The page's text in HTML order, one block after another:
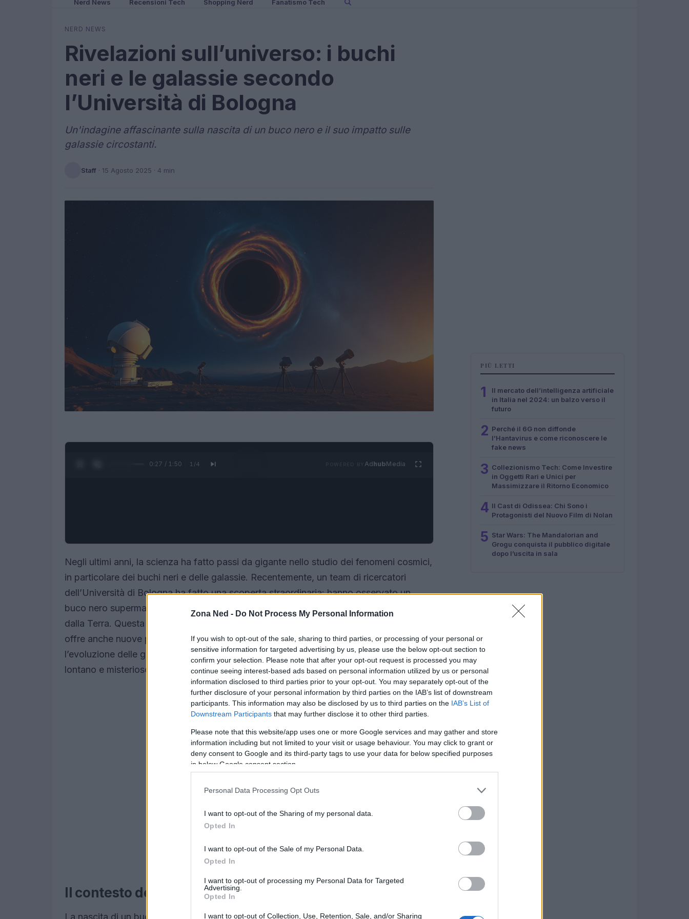
Zona Ned - Do Not Process My Personal Information
If you wish to opt-out of the sale, sharing to third parties, or processing of your personal or
sensitive information for targeted advertising by us, please use the below opt-out section to
confirm your selection. Please note that after your opt-out request is processed you may
continue seeing interest-based ads based on personal information utilized by us or personal
information disclosed to third parties prior to your opt-out. You may separately opt-out of the
further disclosure of your personal information by third parties on the IAB’s list of downstream
participants. This information may also be disclosed by us to third parties on the IAB’s List of
Downstream Participants that may further disclose it to other third parties.
Please note that this website/app uses one or more Google services and may gather and store
information including but not limited to your visit or usage behaviour. You may click to grant or
deny consent to Google and its third-party tags to use your data for below specified purposes
in below Google consent section.
Personal Data Processing Opt Outs
I want to opt-out of the Sharing of my personal data.
Opted In
I want to opt-out of the Sale of my Personal Data.
Opted In
I want to opt-out of processing my Personal Data for Targeted
Advertising.
Opted In
I want to opt-out of Collection, Use, Retention, Sale, and/or Sharing
Nerd News Recensioni Tech Shopping Nerd Fanatismo Tech
NERD NEWS
Rivelazioni sull’universo: i buchi
neri e le galassie secondo
l’Università di Bologna
Un'indagine affascinante sulla nascita di un buco nero e il suo impatto sulle
galassie circostanti.
Staff · 15 Agosto 2025 · 4 min
0:28 / 1:50 1 /4 AdhubMedia
Negli ultimi anni, la scienza ha fatto passi da gigante nello studio dei fenomeni cosmici,
in particolare dei buchi neri e delle galassie. Recentemente, un team di ricercatori
dell’Università di Bologna ha fatto una scoperta straordinaria: hanno osservato un
buco nero supermassiccio in fase di formazione, situato a circa sei miliardi di anni luce
dalla Terra. Questa ricerca non solo amplia la nostra comprensione dell’universo, ma
offre anche nuove prospettive su come i buchi neri influenzano la formazione e
l’evoluzione delle galassie. Ma cosa significa realmente scoprire un oggetto così
lontano e misterioso?
Il contesto della ricerca
PIÙ LETTI
1
Il mercato dell’intelligenza artificiale
in Italia nel 2024: un balzo verso il
futuro
2 Perché il 6G non diffonde
l’Hantavirus e come riconoscere le
fake news
3 Collezionismo Tech: Come Investire
in Oggetti Rari e Unici per
Massimizzare il Ritorno Economico
4 Il Cast di Odissea: Chi Sono i
Protagonisti del Nuovo Film di Nolan
5 Star Wars: The Mandalorian and
Grogu conquista il pubblico digitale
dopo l’uscita in sala